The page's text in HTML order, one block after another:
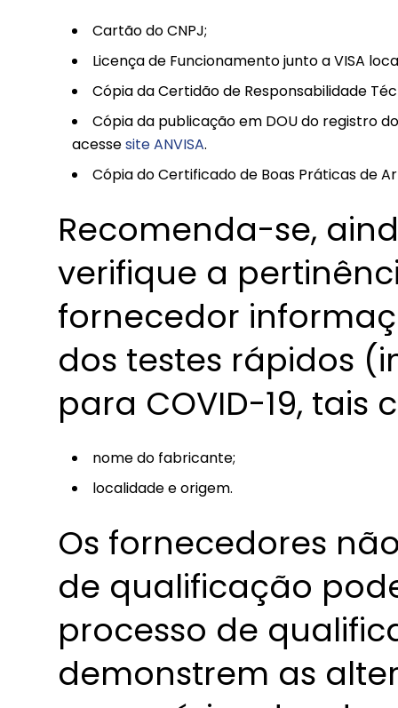
Cartão do CNPJ;
Licença de Funcionamento junto a VISA
Cópia da Certidão de Responsabilidade
Cópia da publicação em DOU do registro
acessesite ANVISA.
Cópia do Certificado de Boas Práticas de
Recomenda-se,
verifique a
fornecedor
dos testes rápidos
para COVID-19, tais
nome do fabricante;
localidade e origem.
Os fornecedores
de qualificação
processo de
demonstrem as